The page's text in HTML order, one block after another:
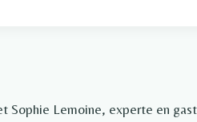
Sophie Lemoine, experte en